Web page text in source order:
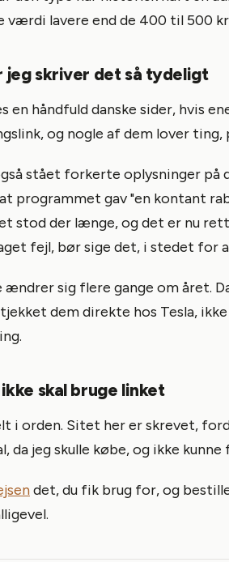
værdi lavere end de 400 til 500
jeg skriver det så tydeligt
en håndfuld danske sider, hvis
og nogle af dem lover
stået forkerte oplysninger på
programmet gav "en kontant
stod der længe, og det er nu
fejl, bør sige det, i stedet for
ændrer sig flere gange om året.
dem direkte hos Tesla,
skal bruge linket
i orden. Sitet her er skrevet,
da jeg skulle købe, og ikke
det, du fik brug for, og